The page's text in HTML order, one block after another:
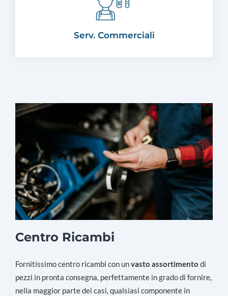
Serv. Commerciali
Centro Ricambi
Fornitissimo centro ricambi con unvasto assortimento di
pezzi in pronta consegna, perfettamente in grado di fornire,
nella maggior parte dei casi, qualsiasi componente in